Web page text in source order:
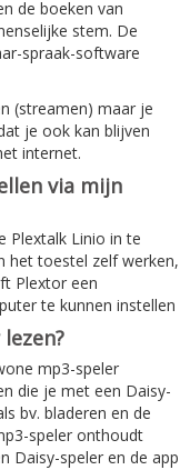
de boeken van
stem. De
spraak-software
(streamen) maar je
je ook kan blijven
internet.
via mijn
Plextalk Linio in te
het toestel zelf werken,
Plextor een
te kunnen instellen
mp3-speler
die je met een Daisy-
bv. bladeren en de
speler onthoudt
Daisy-speler en de app